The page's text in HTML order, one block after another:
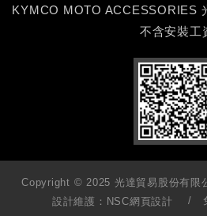
KYMCO MOTO ACCESSORIES
不含安裝工
Copyright © 2025 光達貿易股份有限
設計維護： NSC網頁設計